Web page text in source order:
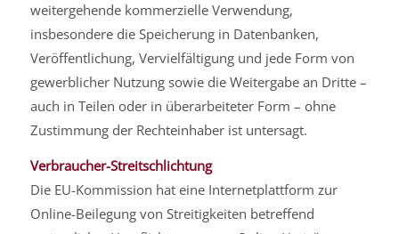
weitergehende kommerzielle Verwendung,
insbesondere die Speicherung in Datenbanken,
Veröffentlichung, Vervielfältigung und jede Form von
gewerblicher Nutzung sowie die Weitergabe an Dritte –
auch in Teilen oder in überarbeiteter Form – ohne
Zustimmung der Rechteinhaber ist untersagt.
Verbraucher-Streitschlichtung
Die EU-Kommission hat eine Internetplattform zur
Online-Beilegung von Streitigkeiten betreffend